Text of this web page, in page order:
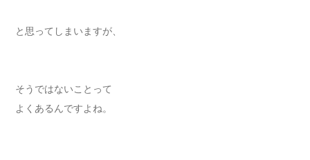
と思ってしまいますが、
そうではないことって
よくあるんですよね。